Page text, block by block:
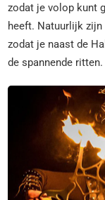
zodat je volop kunt
heeft. Natuurlijk
zodat je naast de
de spannende ritten.